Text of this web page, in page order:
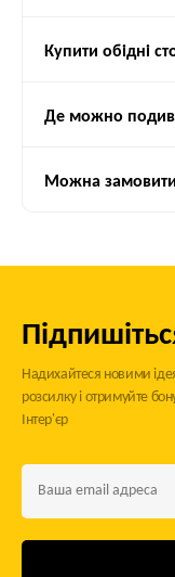
меблі у нас і
Купити обідні
Де можно
Можна замовити
Надихайтеся новими
розсилку і отримуйте
Інтер'єр